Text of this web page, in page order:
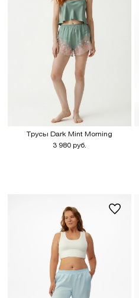
Трусы Dark Mint Morning
3 980 руб.